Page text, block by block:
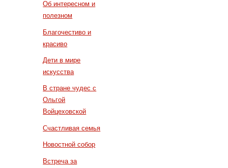
Об интересном и
полезном
Благочестиво и
красиво
Дети в мире
искусства
В стране чудес с
Ольгой
Войцеховской
Счастливая семья
Новостной собор
Встреча за